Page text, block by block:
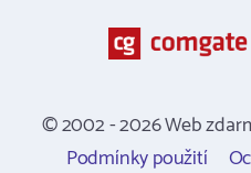
© 2002 - 2026 Web
Podmínky použití